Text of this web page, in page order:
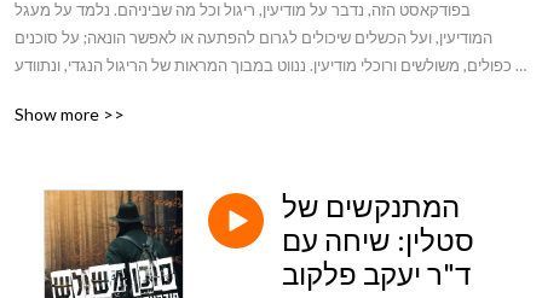
בפודקאסט הזה, נדבר על מודיעין, ריגול וכל מה שביניהם. נלמד על מעגל
המודיעין, ועל הכשלים שיכולים לגרום להפתעה או לאפשר הונאה; על סוכנים
כפולים, משולשים ורוכלי מודיעין. ננווט במבוך המראות של הריגול הנגדי, ונתוודע
נצלול לתוך עולם המבצעים המיוחדים, הפעולה החשאית והפשע הפלילי. בין לבין
Show more >>
המתנקשים של
סטלין: שיחה עם
ד"ר יעקב פלקוב